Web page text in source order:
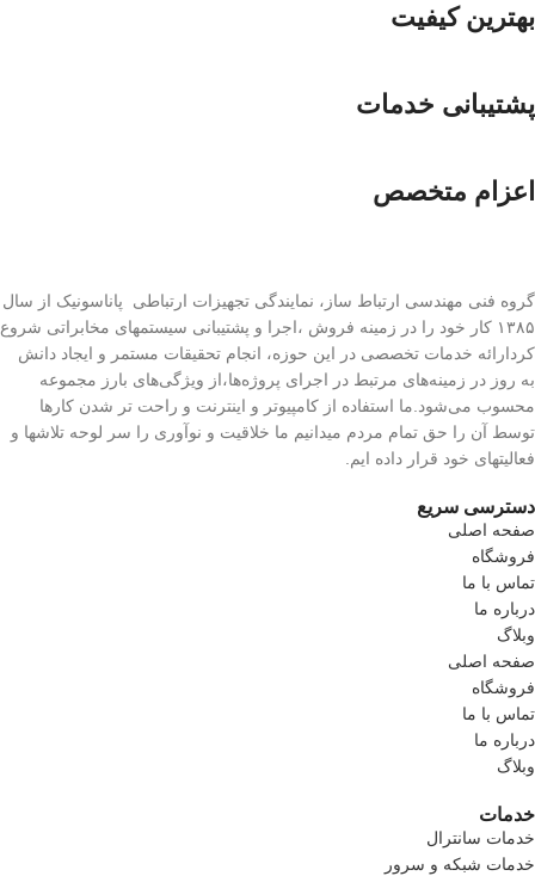
بهترین کیفیت
پشتیبانی خدمات
اعزام متخصص
گروه فنی مهندسی ارتباط ساز، نمایندگی تجهیزات ارتباطی پاناسونیک از سال
۱۳۸۵ کار خود را در زمینه فروش ،اجرا و پشتیبانی سیستمهای مخابراتی شروع
کردارائه خدمات تخصصی در این حوزه، انجام تحقیقات مستمر و ایجاد دانش
به‌ روز در زمینه‌های مرتبط در اجرای پروژه‌ها،از ویژگی‌های بارز مجموعه
محسوب می‌شود.ما استفاده از کامپیوتر و اینترنت و راحت تر شدن کارها
توسط آن را حق تمام مردم میدانیم ما خلاقیت و نوآوری را سر لوحه تلاشها و
فعالیتهای خود قرار داده ایم.
دسترسی سریع
صفحه اصلی
فروشگاه
تماس با ما
درباره ما
وبلاگ
صفحه اصلی
فروشگاه
تماس با ما
درباره ما
وبلاگ
خدمات
خدمات سانترال
خدمات شبکه و سرور